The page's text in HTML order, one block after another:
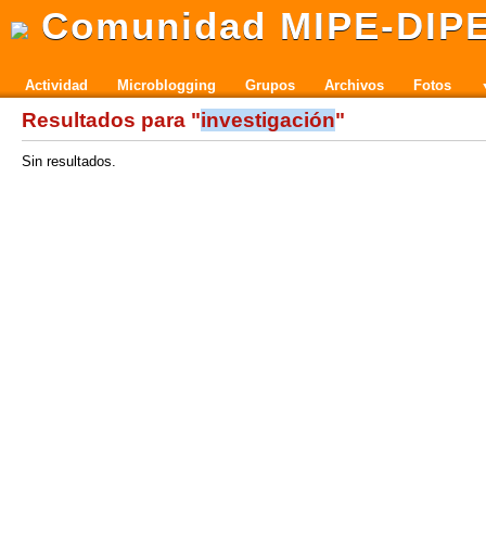
Comunidad MIPE-
Actividad Microblogging Grupos Archivos Fotos
Resultados para "investigación"
Sin resultados.